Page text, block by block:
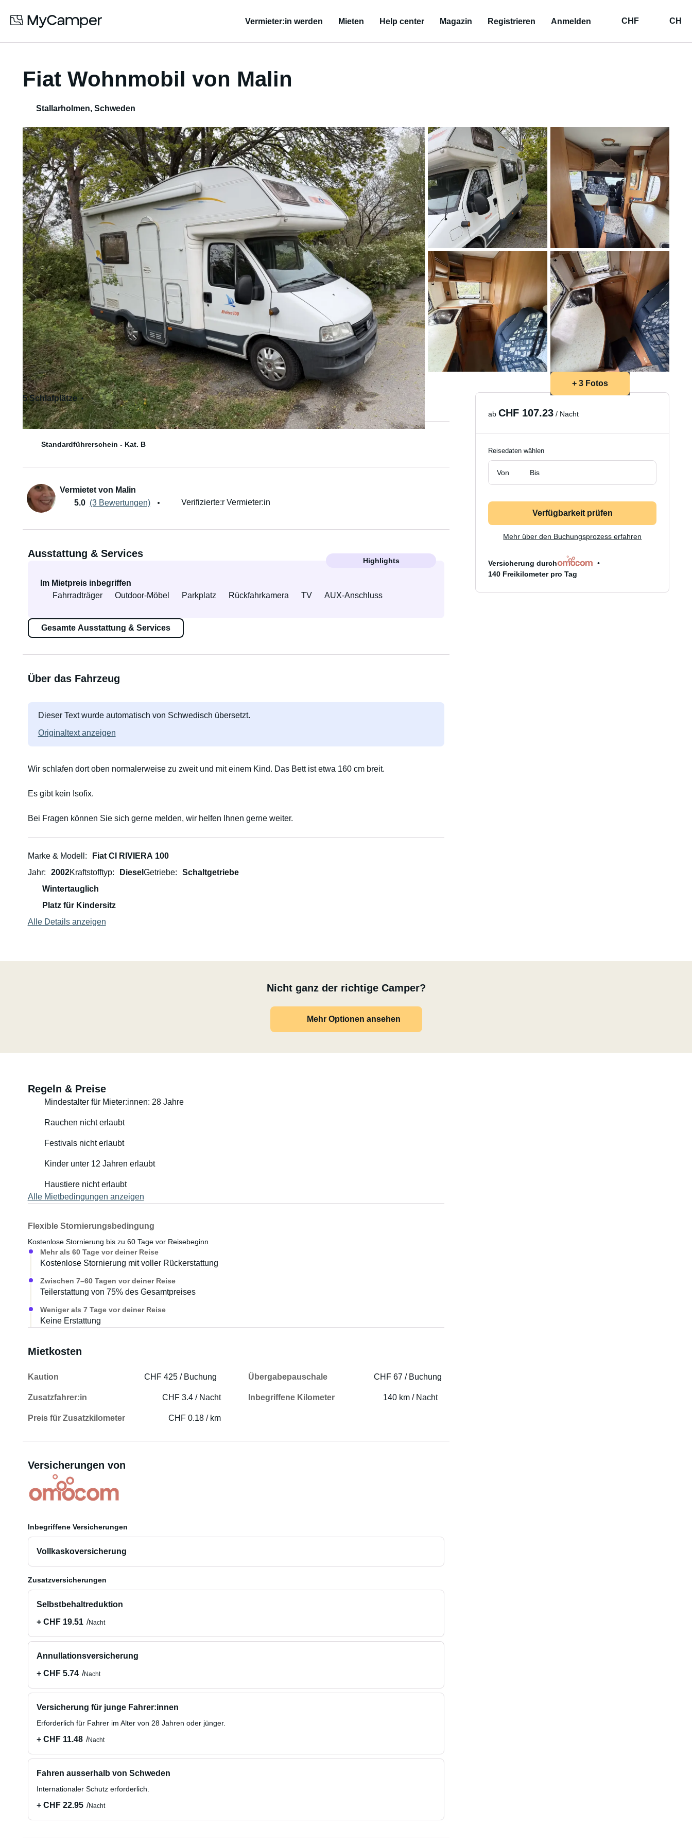
Vermieter:in werden Mieten Help center Magazin Registrieren Anmelden CHF CH
Fiat Wohnmobil von Malin
Stallarholmen, Schweden
+ 3 Fotos
5 Schlafplätze
5 Sitzplätze
Standardführerschein - Kat. B
Vermietet von Malin
5.0 (3 Bewertungen) Verifizierte:r Vermieter:in
Ausstattung & Services
Highlights
Im Mietpreis inbegriffen
Fahrradträger
Outdoor-Möbel Parkplatz Rückfahrkamera TV AUX-Anschluss
Gesamte Ausstattung & Services
Über das Fahrzeug
Dieser Text wurde automatisch von Schwedisch übersetzt.
Originaltext anzeigen
Wir schlafen dort oben normalerweise zu zweit und mit einem Kind. Das Bett ist etwa 160 cm breit.
Es gibt kein Isofix.
Bei Fragen können Sie sich gerne melden, wir helfen Ihnen gerne weiter.
Marke & Modell
Fiat CI RIVIERA 100
Jahr
2002Kraftstofftyp Diesel Getriebe
Schaltgetriebe
Wintertauglich
Platz für Kindersitz
Alle Details anzeigen
Nicht ganz der richtige Camper?
Mehr Optionen ansehen
Regeln & Preise
Mindestalter für Mieter:innen: 28 Jahre
Rauchen nicht erlaubt
Festivals nicht erlaubt
Kinder unter 12 Jahren erlaubt
Haustiere nicht erlaubt
Alle Mietbedingungen anzeigen
Flexible Stornierungsbedingung
Kostenlose Stornierung bis zu 60 Tage vor Reisebeginn
Mehr als 60 Tage vor deiner Reise
Kostenlose Stornierung mit voller Rückerstattung
Zwischen 7–60 Tagen vor deiner Reise
Teilerstattung von 75% des Gesamtpreises
Weniger als 7 Tage vor deiner Reise
Keine Erstattung
Mietkosten
Kaution CHF 425 / Buchung Übergabepauschale CHF 67 / Buchung
Zusatzfahrer:in CHF 3.4 / Nacht Inbegriffene Kilometer 140 km / Nacht
Preis für Zusatzkilometer CHF 0.18 / km
Versicherungen von
Inbegriffene Versicherungen
Vollkaskoversicherung
Zusatzversicherungen
Selbstbehaltreduktion
+ CHF 19.51
Nacht
Annullationsversicherung
+ CHF 5.74
Nacht
Versicherung für junge Fahrer:innen
Erforderlich für Fahrer im Alter von 28 Jahren oder jünger.
+ CHF 11.48 Nacht
Fahren ausserhalb von Schweden
Internationaler Schutz erforderlich.
+ CHF 22.95 Nacht
abCHF 107.23 / Nacht
Reisedaten wählen
Von Bis
Verfügbarkeit prüfen
Mehr über den Buchungsprozess erfahren
Versicherung durch
140 Freikilometer pro Tag